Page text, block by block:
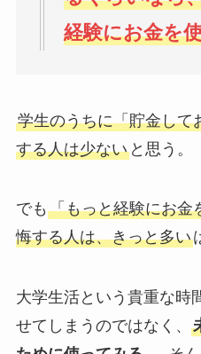
経験にお金を
学生のうちに「貯金して
する人は少ないと思う。
でも 「もっと経験にお金
悔する人は、きっと多い
大学生活という貴重な時
せてしまうのではなく、